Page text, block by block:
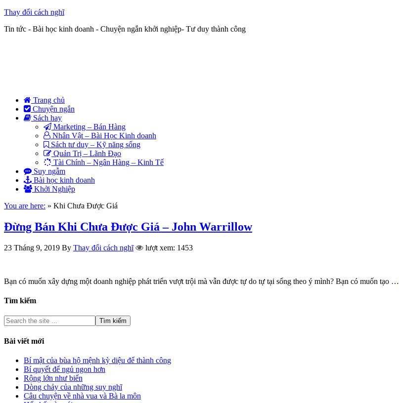
Thay đổi cách nghĩ
Tin tức - Bài học kinh doanh - Chuyện ngắn khởi nghiệp- Tư duy thành công
Trang chủ
Chuyện ngắn
Sách hay
Marketing – Bán Hàng
Nhân Vật – Bài Học Kinh doanh
Sách tư duy – Kỹ năng sống
Quản Trị – Lãnh Đạo
Tài Chính – Ngân Hàng – Kinh Tế
Suy ngẫm
Bài học kinh doanh
Khởi Nghiệp
You are here: » Khi Chưa Được Giá
Đừng Bán Khi Chưa Được Giá – John Warrillow
23 Tháng 9, 2019 By Thay đổi cách nghĩ lượt xem: 1453
Bạn có muốn xây dựng một doanh nghiệp phát triển vượt trội mà vẫn được tự do tự tại sống theo ý mình? Bạn có muốn tạo …
Tìm kiếm
Bài viết mới
Bí mật của bùa hộ mệnh kỳ diệu để thành công
Bí quyết để ngủ ngon hơn
Rộng lớn như biển
Dòng chảy của những suy nghĩ
Câu chuyện về nhà vua và Bà la môn